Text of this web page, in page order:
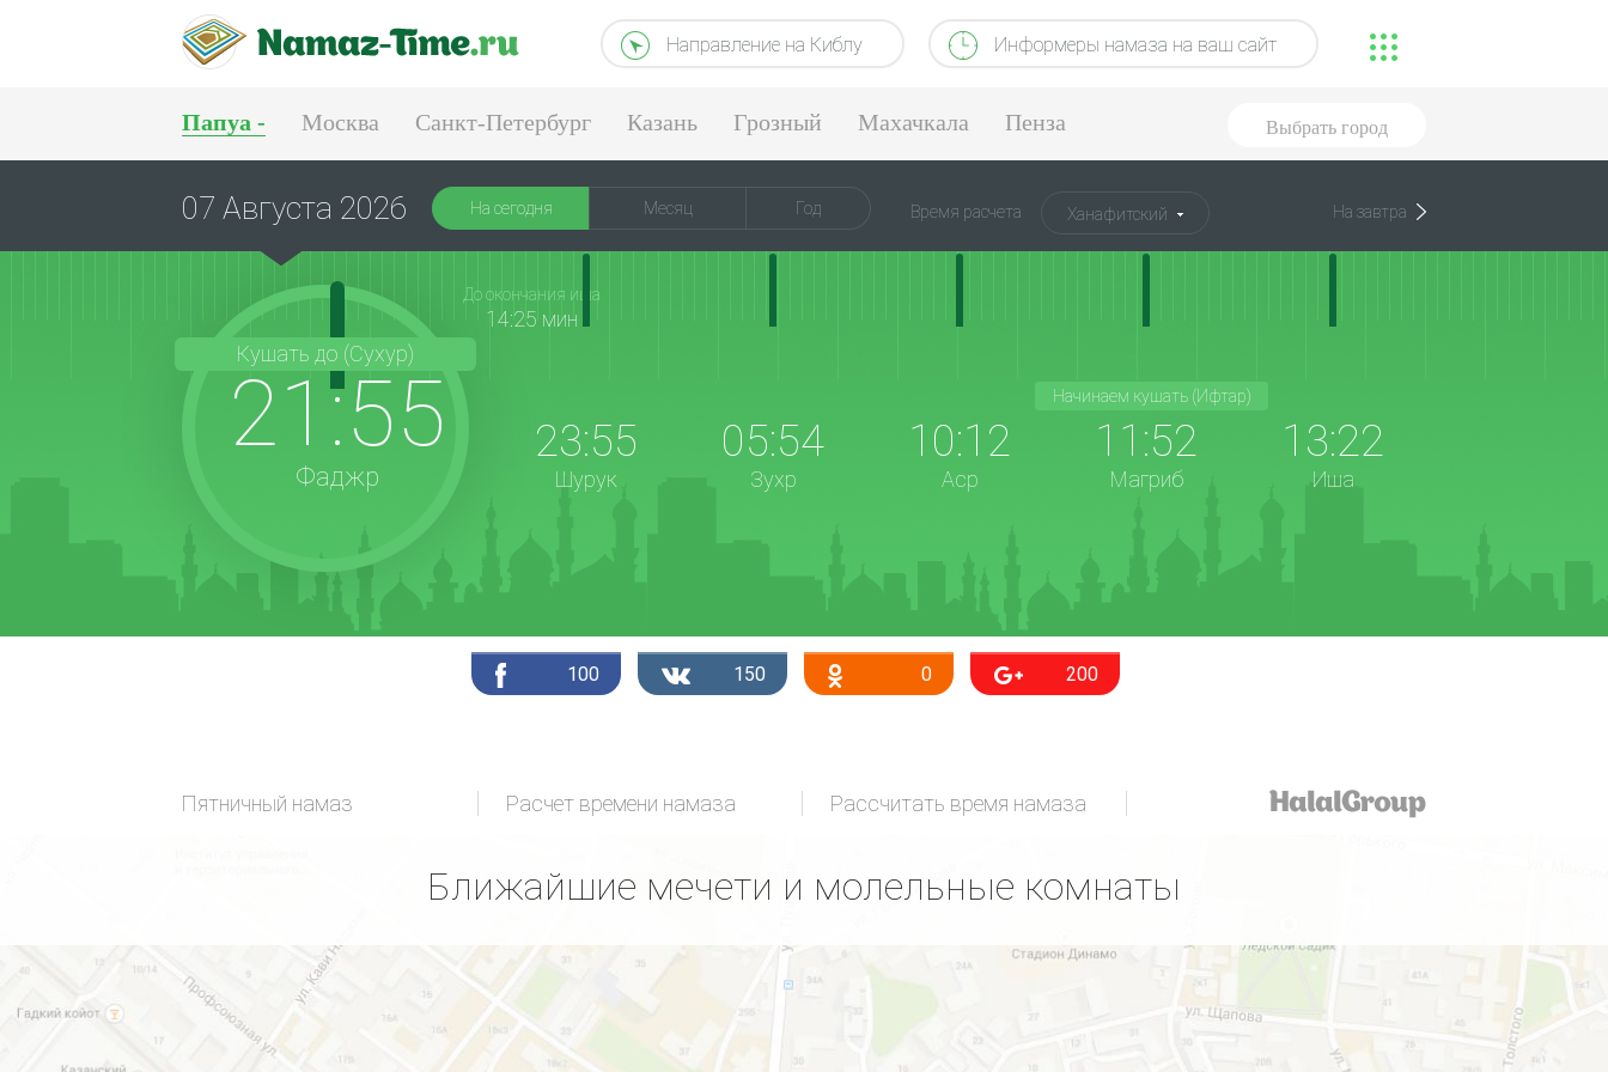
Информеры намаза на ваш сайт
Направление на Киблу
Папуа - Москва Санкт-Петербург Казань Грозный Махачкала Пенза Выбрать город
07 Августа 2026 На сегодня Месяц Год Время расчета Ханафитский На завтра
До окончания иша
14:25 мин
Кушать до (Сухур)
21:55
Фаджр
23:55
Шурук
05:54
Зухр
10:12
Аср
Начинаем кушать (Ифтар)
11:52
Магриб
13:22
Иша
100 150 0 200
Пятничный намаз Расчет времени намаза Рассчитать время намаза
Ближайшие мечети и молельные комнаты